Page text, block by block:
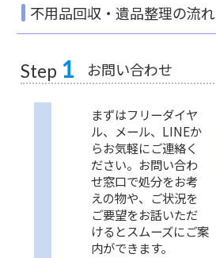
不用品回収・遺品整理の流れ
Step 1 お問い合わせ
まずはフリーダイヤ
ル、メール、LINEか
らお気軽にご連絡く
ださい。お問い合わ
せ窓口で処分をお考
えの物や、ご状況を
ご要望をお話いただ
けるとスムーズにご案
内ができます。